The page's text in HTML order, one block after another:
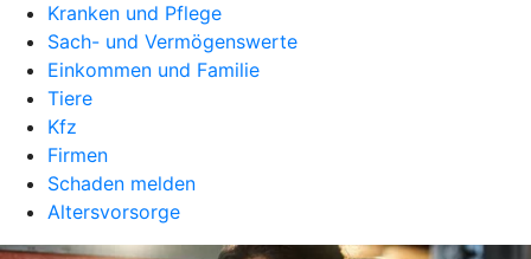
Kranken und Pflege
Sach- und Vermögenswerte
Einkommen und Familie
Tiere
Kfz
Firmen
Schaden melden
Altersvorsorge